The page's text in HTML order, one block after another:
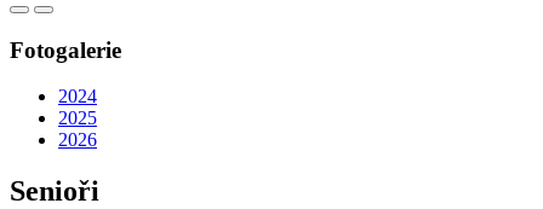
Fotogalerie
2024
2025
2026
Senioři